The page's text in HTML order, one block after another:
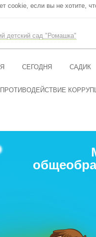
cookie, если вы не хотите,
детский сад "Ромашка"
СЕГОДНЯ САДИК
ПРОТИВОДЕЙСТВИЕ